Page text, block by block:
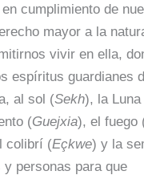
cumplimiento de
mayor a la
vivir en ella,
espíritus guardianes
al sol (Sekh), la Luna
(Guejxia), el fuego
colibrí (Eçkwe) y la
personas para que